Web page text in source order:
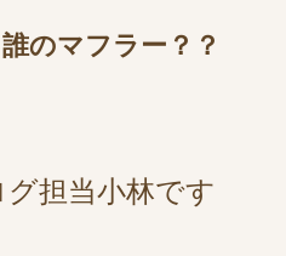
のマフラー？？
担当小林です